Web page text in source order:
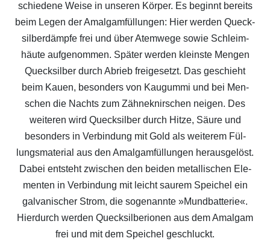
schie­de­ne Wei­se in unse­ren Kör­per. Es beginnt bereits
beim Legen der Amal­gam­fül­lun­gen: Hier wer­den Queck­
sil­ber­dämp­fe frei und über Atem­we­ge sowie Schleim­
häu­te auf­ge­nom­men. Spä­ter wer­den kleins­te Men­gen
Queck­sil­ber durch Abrieb frei­ge­setzt. Das geschieht
beim Kau­en, beson­ders von Kau­gum­mi und bei Men­
schen die Nachts zum Zäh­ne­knir­schen nei­gen. Des
wei­te­ren wird Queck­sil­ber durch Hit­ze, Säu­re und
beson­ders in Ver­bin­dung mit Gold als wei­te­rem Fül­
lungs­ma­te­ri­al aus den Amal­gam­fül­lun­gen her­aus­ge­löst.
Dabei ent­steht zwi­schen den bei­den metal­li­schen Ele­
men­ten in Ver­bin­dung mit leicht sau­rem Spei­chel ein
gal­va­ni­scher Strom, die soge­nann­te »Mund­bat­te­rie«.
Hier­durch wer­den Queck­sil­ber­io­nen aus dem Amal­gam
frei und mit dem Spei­chel geschluckt.